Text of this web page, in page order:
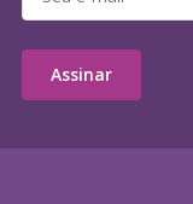
Assinar